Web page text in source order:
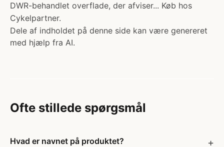
DWR-behandlet overflade, der afviser... Køb hos
Cykelpartner.
Dele af indholdet på denne side kan være genereret
med hjælp fra AI.
Ofte stillede spørgsmål
Hvad er navnet på produktet?